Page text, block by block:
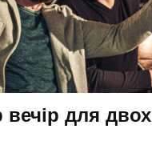
вечір для двох